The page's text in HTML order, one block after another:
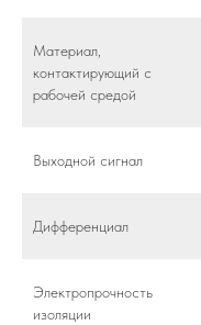
Материал,
контактирующий с
рабочей средой
Выходной сигнал
Дифференциал
Электропрочность
изоляции